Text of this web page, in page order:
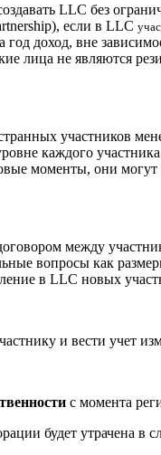
LLC без
если в LLC
доход, вне
лица не являются
участников
каждого
моменты, они
между
вопросы как
в LLC новых
и вести учет
с момента
будет утрачена в